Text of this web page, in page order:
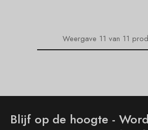
Weergave 11 van 11
Blijf op de hoogte -